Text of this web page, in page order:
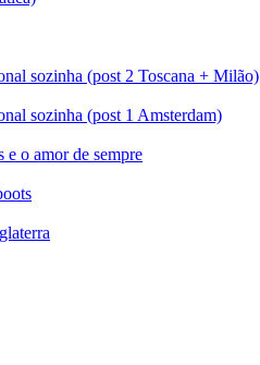
sozinha (post 2 Toscana + Milão)
sozinha (post 1 Amsterdam)
e o amor de sempre